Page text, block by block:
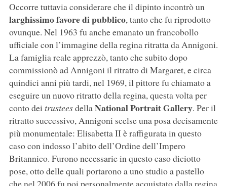
Occorre tuttavia considerare che il dipinto incontrò un
larghissimo favore di pubblico, tanto che fu riprodotto
ovunque. Nel 1963 fu anche emanato un francobollo
ufficiale con l’immagine della regina ritratta da Annigoni.
La famiglia reale apprezzò, tanto che subito dopo
commissionò ad Annigoni il ritratto di Margaret, e circa
quindici anni più tardi, nel 1969, il pittore fu chiamato a
eseguire un nuovo ritratto della regina, questa volta per
conto dei trusteesdellaNational Portrait Gallery. Per il
ritratto successivo, Annigoni scelse una posa decisamente
più monumentale: Elisabetta II è raffigurata in questo
caso con indosso l’abito dell’Ordine dell’Impero
Britannico. Furono necessarie in questo caso diciotto
pose, otto delle quali portarono a uno studio a pastello
che nel 2006 fu poi personalmente acquistato dalla regina